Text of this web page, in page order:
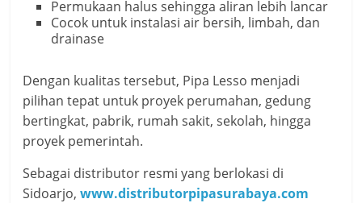
Permukaan halus sehingga aliran lebih lancar
Cocok untuk instalasi air bersih, limbah, dan
drainase
Dengan kualitas tersebut, Pipa Lesso menjadi
pilihan tepat untuk proyek perumahan, gedung
bertingkat, pabrik, rumah sakit, sekolah, hingga
proyek pemerintah.
Sebagai distributor resmi yang berlokasi di
Sidoarjo,www.distributorpipasurabaya.com